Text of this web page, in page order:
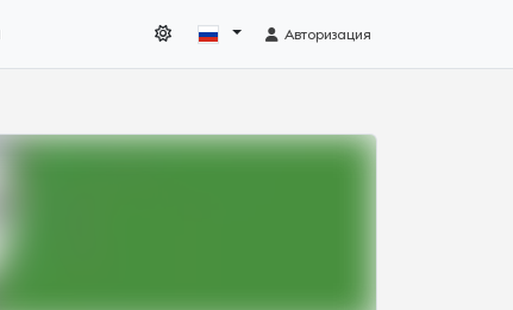
Авторизация